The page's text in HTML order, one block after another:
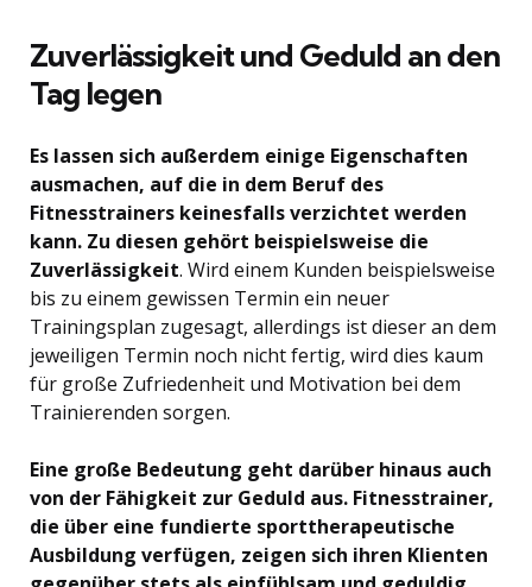
Zuverlässigkeit und Geduld an den
Tag legen
Es lassen sich außerdem einige Eigenschaften
ausmachen, auf die in dem Beruf des
Fitnesstrainers keinesfalls verzichtet werden
kann. Zu diesen gehört beispielsweise die
Zuverlässigkeit. Wird einem Kunden beispielsweise
bis zu einem gewissen Termin ein neuer
Trainingsplan zugesagt, allerdings ist dieser an dem
jeweiligen Termin noch nicht fertig, wird dies kaum
für große Zufriedenheit und Motivation bei dem
Trainierenden sorgen.
Eine große Bedeutung geht darüber hinaus auch
von der Fähigkeit zur Geduld aus. Fitnesstrainer,
die über eine fundierte sporttherapeutische
Ausbildung verfügen, zeigen sich ihren Klienten